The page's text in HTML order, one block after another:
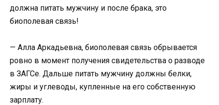
должна питать мужчину и после брака, это
биополевая связь!
— Алла Аркадьевна, биополевая связь обрывается
ровно в момент получения свидетельства о разводе
в ЗАГСе. Дальше питать мужчину должны белки,
жиры и углеводы, купленные на его собственную
зарплату.